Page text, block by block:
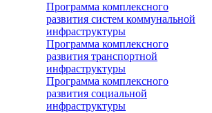
Программа комплексного
развития систем коммунальной
инфраструктуры
Программа комплексного
развития транспортной
инфраструктуры
Программа комплексного
развития социальной
инфраструктуры